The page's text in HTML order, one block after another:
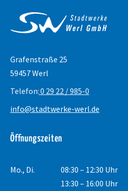
Service & Kontakt
Grafenstraße 25
59457 Werl
Telefon:0 29 22 / 985-0
info@stadtwerke-werl.de
Öffnungszeiten
Mo., Di.
08:30 – 12:30 Uhr
13:30 – 16:00 Uhr